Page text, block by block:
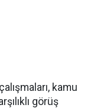
kamu
görüş